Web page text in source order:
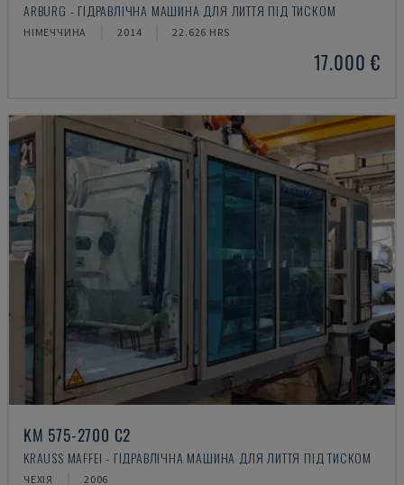
ARBURG - ГІДРАВЛІЧНА МАШИНА ДЛЯ ЛИТТЯ ПІД ТИСКОМ
НІМЕЧЧИНА 2014 22.626 HRS
17.000 €
KM 575-2700 C2
KRAUSS MAFFEI - ГІДРАВЛІЧНА МАШИНА ДЛЯ ЛИТТЯ ПІД ТИСКОМ
ЧЕХІЯ 2006